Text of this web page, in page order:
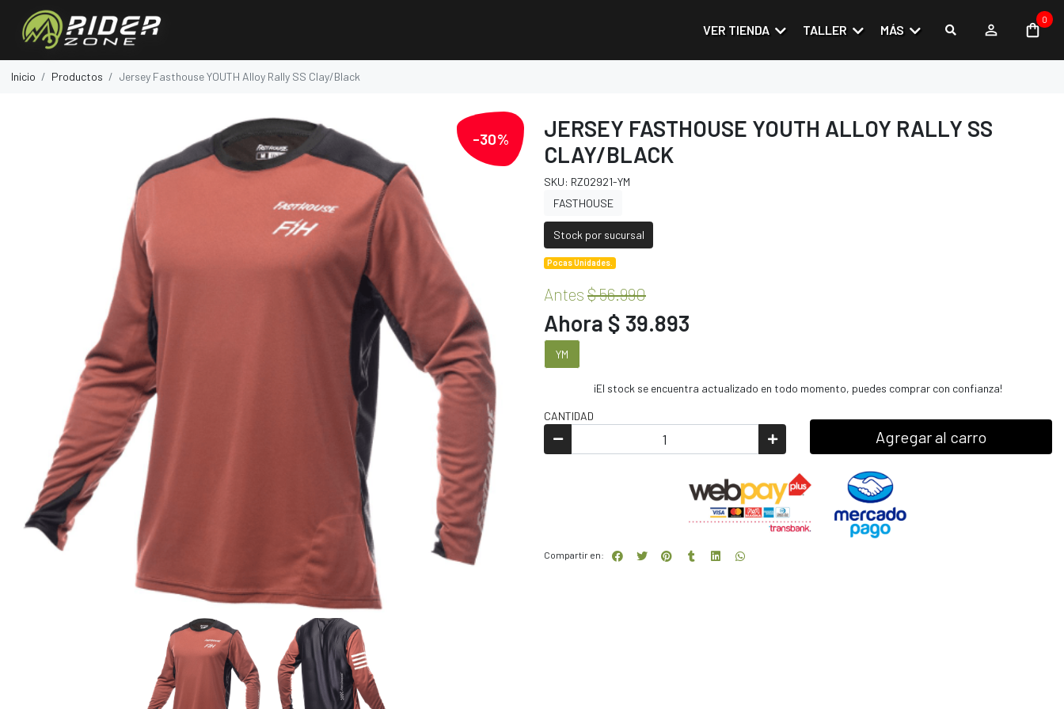
VER TIENDA TALLER MÁS
0
Inicio Productos Jersey Fasthouse YOUTH Alloy Rally SS Clay/Black
-30%
JERSEY FASTHOUSE YOUTH ALLOY RALLY SS
CLAY/BLACK
SKU: RZ02921-YM
FASTHOUSE
Stock por sucursal
Pocas Unidades.
Antes $ 56.990
Ahora $ 39.893
YM
¡El stock se encuentra actualizado en todo momento, puedes comprar con confianza!
CANTIDAD
Agregar al carro
Compartir en: